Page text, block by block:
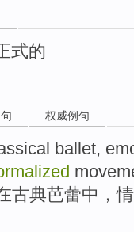
式的
权威例句
ballet,
古典芭蕾中，